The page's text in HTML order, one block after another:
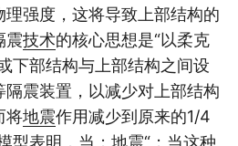
强度，这将导致上部结构的
震技术的核心思想是“以柔克
下部结构与上部结构之间设
震装置，以减少对上部结构
将地震作用减少到原来的1/4